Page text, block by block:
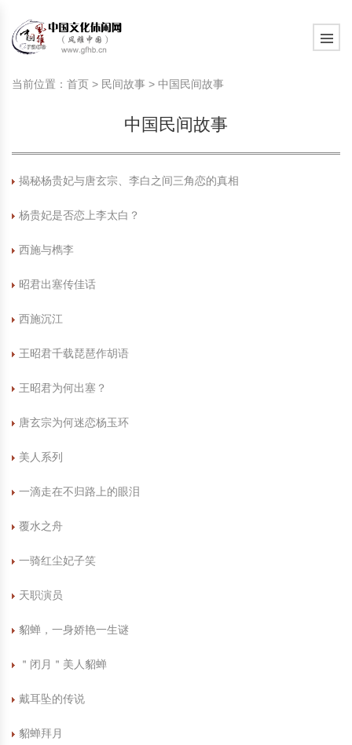
旅游民俗文化动态
中国民俗史话
中华姓氏文化
中国民俗信仰
中国民俗禁忌
中国传统服饰
中华民居
中华文脉
中国古代休闲文化
政策法律法规
国外民俗趣谈
旅游出行知识
中国传统节日
中国生肖文化
中国饮食文化
刺绣
漆器
泥人
绸伞
皮影
木雕
紫砂壶
中国民间故事
中国周易文化
苗族巫蛊文化
国外神秘文化
中国性文化
现代家庭教育知识
教育名家
艺术百科
生活百科
旅游民俗文化动态
中国民俗史话
中华姓氏文化
中国民俗信仰
中国民俗禁忌
中国传统服饰
中华民居
中华文脉
中国古代休闲文化
政策法律法规
国外民俗趣谈
旅游出行知识
中国传统节日
中国生肖文化
中国饮食文化
刺绣
漆器
泥人
绸伞
皮影
木雕
紫砂壶
中国民间故事
中国周易文化
苗族巫蛊文化
国外神秘文化
中国性文化
现代家庭教育知识
教育名家
艺术百科
生活百科
当前位置： 首页 > 民间故事 > 中国民间故事
中国民间故事
揭秘杨贵妃与唐玄宗、李白之间三角恋的真相
杨贵妃是否恋上李太白？
西施与檇李
昭君出塞传佳话
西施沉江
王昭君千载琵琶作胡语
王昭君为何出塞？
唐玄宗为何迷恋杨玉环
美人系列
一滴走在不归路上的眼泪
覆水之舟
一骑红尘妃子笑
天职演员
貂蝉，一身娇艳一生谜
＂闭月＂美人貂蝉
戴耳坠的传说
貂蝉拜月